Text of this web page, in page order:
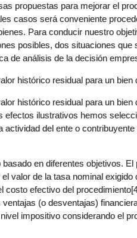
propuestas para mejorar el
casos será conveniente
Para conducir nuestro
posibles, dos situaciones que
de análisis de la decisión
histórico residual para un bien
histórico residual para un bien
efectos ilustrativos hemos
actividad del ente o
en diferentes objetivos.
valor de la tasa nominal
costo efectivo del
(o desventajas)
impositivo considerando el